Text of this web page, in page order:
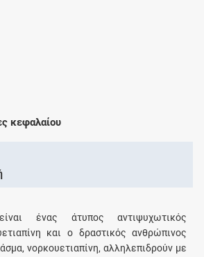
κεφαλαίου
ένας άτυπος αντιψυχωτικός
και ο δραστικός ανθρώπινος
νορκουετιαπίνη, αλληλεπιδρούν με